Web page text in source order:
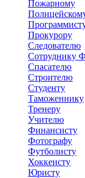
Пожарному
Прокурору
Следователю
Сотруднику
Спасателю
Строителю
Студенту
Таможеннику
Тренеру
Учителю
Финансисту
Фотографу
Футболисту
Хоккеисту
Юристу